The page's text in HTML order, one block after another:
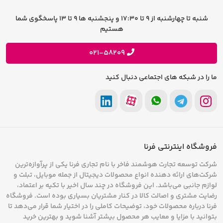
می‌گذرانند، بسیار مفید هستند. شارژرهای خورشیدی
برای استفاده در فضاهای باز و زمانی که به منبع برق
دسترسی ندارید، تعریف شده‌اند و از پنل‌های
خورشیدی برای تولید برق استفاده می‌کنند. علاوه بر
آن، پاوربانک‌ها به‌عنوان شارژر مستقل شناخته
می‌شوند و به دلیل قابلیت حمل و ظرفیت بالای
حاضر، با
خرید گوشی
آداپتور شارژ در جعبه دستگاه وجود ندارد و برای
خرید شارژر موبایل، باید به صورت جداگانه اقدام کرد
که با مراجعه به فروشگاه فرنا، می‌توانید از قیمت
شارژر در مدل‌های مختلف مطلع شوید.
شرایط و قوانین
فرصت های شغلی
پیشنهادات و انتقادات
شنبه تا چهارشنبه از 9 تا 17:30 و پنجشنبه ها 9 تا 13 پاسخگوی شما
هستیم
021-58209
ما را در شبکه های اجتماعی دنبال کنید
فروشگاه اینترنتی فرنا
شرکت توسعه تجارت هوشمند فاخر با نام تجاری فرنا یکی از پرآوازه‌ترین
شرکت‌های ارائه دهنده انواع محصولات دیجیتال از جمله موبایل، تبلت و
لوازم جانبی می‌باشد. این فروشگاه در چند سال اخیر با تکیه بر اعتماد،
رضایت مشتری و اصالت کالا در کنار مشتریان بسیاری بوده است. فروشگاه
فرنا درباره محصولات خود، توضیحات کاملی را در اختیار شما قرار می‌دهد تا
بتوانید با مزایا و معایب هر محصول بیشتر آشنا شوید و بهترین خرید